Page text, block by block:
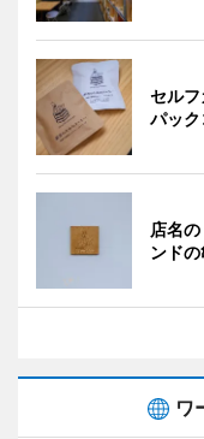
セル
パッ
店名
ンド
ワ